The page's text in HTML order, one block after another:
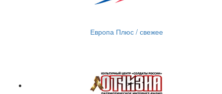
Европа Плюс / свежее